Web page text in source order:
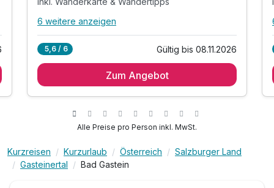
Alle Inklusivleistungen
2 x reichhaltiges Frühstück vom Buffet
inkl. Sauna, Dampfsauna & Infrarotkabine
inkl. Ausblick genießen im Panorama-Ruheraum
inkl. Billard, Tischtennis & Tischfußball
6 weitere anzeigen
5,6 / 6 Gültig bis 08.11.2026
Zum Angebot
Alle Preise pro Person inkl. MwSt.
Kurzreisen Kurzurlaub Österreich
Salzburger Land
Gasteinertal
Bad Gastein